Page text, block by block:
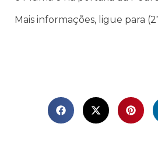
Mais informações, ligue para